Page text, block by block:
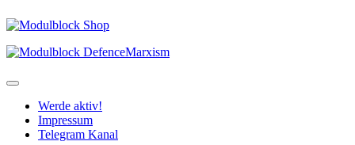
Werde aktiv!
Impressum
Telegram Kanal